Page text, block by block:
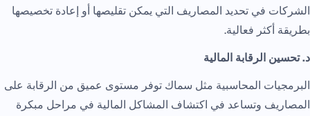
الشركات في تحديد المصاريف التي يمكن تقليصها أو إعادة تخصيصها
بطريقة أكثر فعالية.
د. تحسين الرقابة المالية
البرمجيات المحاسبية مثل سماك توفر مستوى عميق من الرقابة على
المصاريف وتساعد في اكتشاف المشاكل المالية في مراحل مبكرة